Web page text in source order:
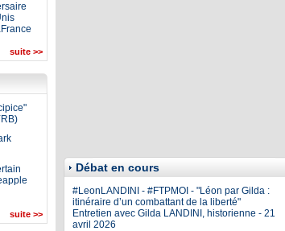
suite >>
suite >>
Débat en cours
#LeonLANDINI - #FTPMOI - "Léon par Gilda :
itinéraire d’un combattant de la liberté"
Entretien avec Gilda LANDINI, historienne - 21
avril 2026